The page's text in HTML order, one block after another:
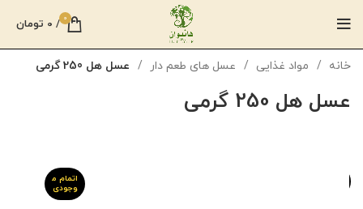
0
/
0 تومان
خانه مواد غذایی عسل های طعم دار عسل هل 250 گرمی
عسل هل 250 گرمی
اتمام م
وجودی